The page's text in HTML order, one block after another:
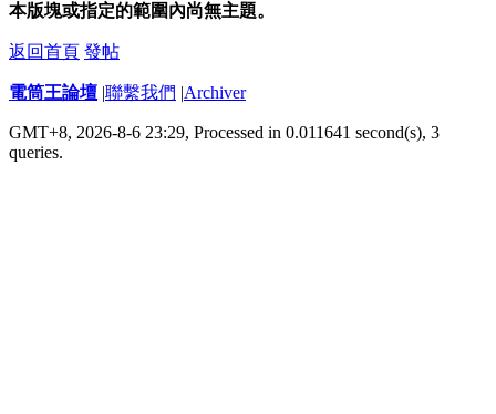
本版塊或指定的範圍內尚無主題。
返回首頁 發帖
電筒王論壇 |聯繫我們 |Archiver
GMT+8, 2026-8-6 23:29, Processed in 0.011641 second(s), 3
queries.